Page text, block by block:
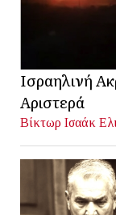
Ισραηλινή
Αριστερά
Βίκτωρ Ισαάκ